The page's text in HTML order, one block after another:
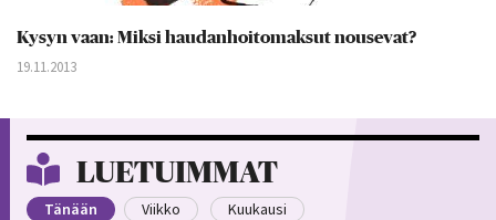
Kysyn vaan: Miksi haudanhoitomaksut nousevat?
19.11.2013
LUETUIMMAT
Tänään Viikko Kuukausi